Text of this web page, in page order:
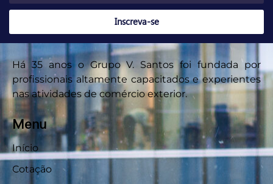
Inscreva-se
Há 35 anos o Grupo V. Santos foi fundada por
profissionais altamente capacitados e experientes
nas atividades de comércio exterior.
Menu
Início
Cotação